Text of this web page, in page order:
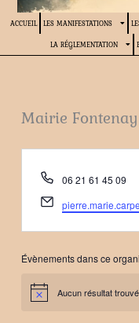
ACCUEIL LES MANIFESTATIONS
LA RÉGLEMENTATION
Mairie
Téléphone
06 21 61 45 09
Email
Évènements dans ce
Notice Aucun résultat